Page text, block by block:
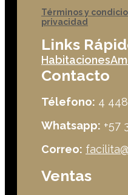
Términos y
privacidad
Links
Habitaciones
Contacto
Télefono: 4
Whatsapp: +57
Correo:
Ventas